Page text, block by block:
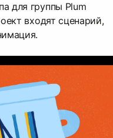
для группы Plum
входят сценарий,